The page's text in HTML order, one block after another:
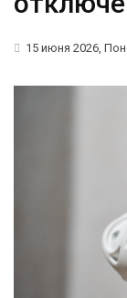
15 июня 2026,